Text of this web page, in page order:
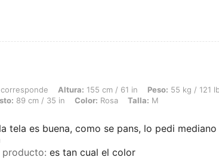
Altura: 155 cm / 61 in, Peso: 55 kg / 121 lbs, Caderas:
Altura: 155 cm / 61 in Peso: 55 kg / 121
89 cm / 35 in Color: Rosa Talla: M
la tela es buena, como se pans, lo pedi
producto: es tan cual el color